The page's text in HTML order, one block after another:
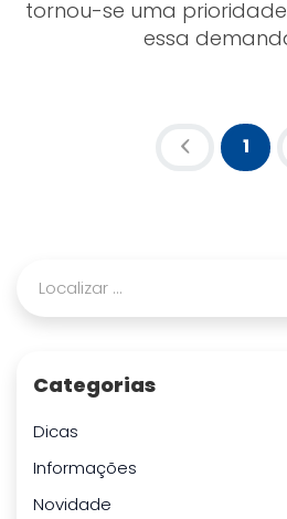
tornou-se uma
essa
1
Categorias
Dicas
Informações
Novidade